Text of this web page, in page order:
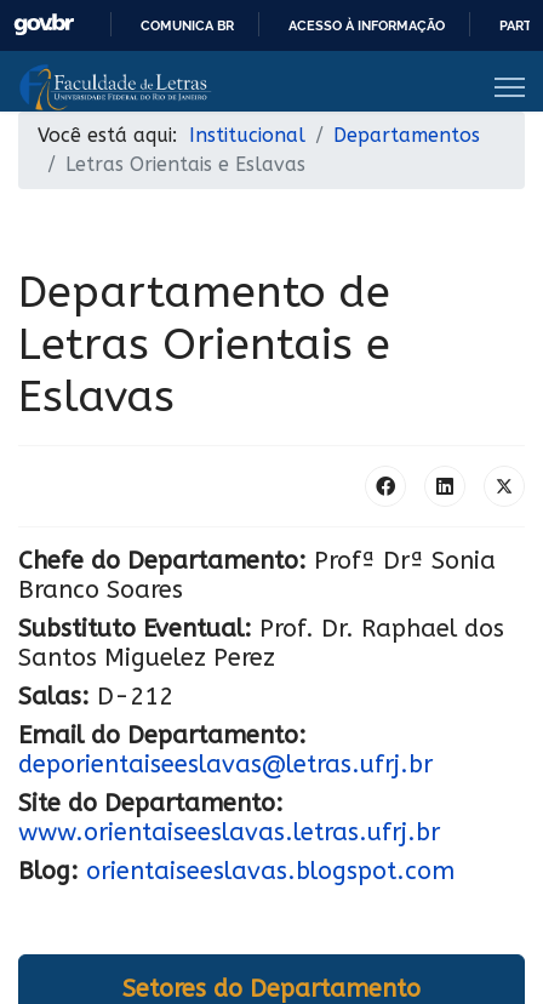
COMUNICA BR ACESSO À INFORMAÇÃO
Você está aqui: Institucional
Departamentos
Letras Orientais e Eslavas
Departamento de
Letras Orientais e
Eslavas
Chefe do Departamento: Profª Drª Sonia
Branco Soares
Substituto Eventual: Prof. Dr. Raphael dos
Santos Miguelez Perez
Salas: D-212
Email do Departamento:
deporientaiseeslavas@letras.ufrj.br
Site do Departamento:
www.orientaiseeslavas.letras.ufrj.br
Blog: orientaiseeslavas.blogspot.com
Setores do Departamento